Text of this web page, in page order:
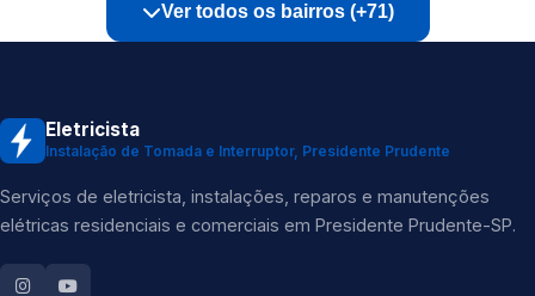
Ver todos os bairros (+71)
Eletricista
Instalação de Tomada e Interruptor, Presidente Prudente
Serviços de eletricista, instalações, reparos e manutenções
elétricas residenciais e comerciais em Presidente Prudente-SP.